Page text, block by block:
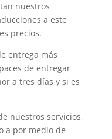
nuestros
a este
precios.
entrega más
de entregar
a tres días y si es
nuestros servicios,
a por medio de